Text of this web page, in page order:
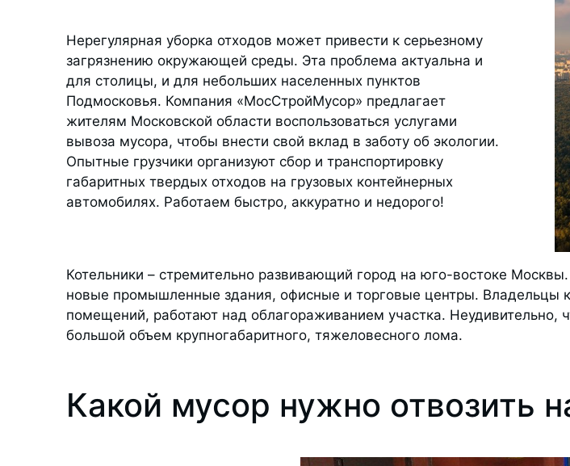
Нерегулярная уборка отходов может привести к серьезному
загрязнению окружающей среды. Эта проблема актуальна и
для столицы, и для небольших населенных пунктов
Подмосковья. Компания «МосСтройМусор» предлагает
жителям Московской области воспользоваться услугами
вывоза мусора, чтобы внести свой вклад в заботу об экологии.
Опытные грузчики организуют сбор и транспортировку
габаритных твердых отходов на грузовых контейнерных
автомобилях. Работаем быстро, аккуратно и недорого!
Котельники – стремительно развивающий город на юго-востоке
новые промышленные здания, офисные и торговые центры. Владельцы
помещений, работают над облагораживанием участка. Неудивительно,
большой объем крупногабаритного, тяжеловесного лома.
Какой мусор нужно отвозить